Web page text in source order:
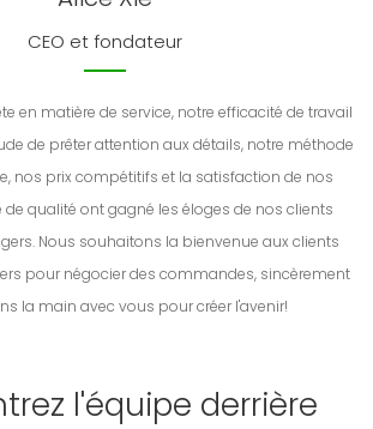
CEO et fondateur
en matière de service, notre efficacité de travail
de prêter attention aux détails, notre méthode
nos prix compétitifs et la satisfaction de nos
qualité ont gagné les éloges de nos clients
Nous souhaitons la bienvenue aux clients
pour négocier des commandes, sincèrement
la main avec vous pour créer l'avenir!
l'équipe derrière